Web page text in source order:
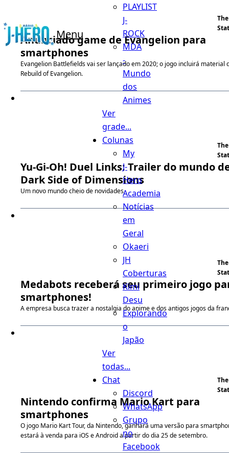
Menu
PLAYLIST
J-
ROCK
MDA
-
Mundo
dos
Animes
Ver
grade...
Colunas
My
J-
Hero
Academia
Notícias
em
Geral
Okaeri
JH
Coberturas
Kimi
Desu
Explorando
o
Japão
Ver
todas...
Chat
Discord
WhatsApp
Grupo
no
Facebook
Anunciado game de Evangelion para
smartphones
Evangelion Battlefields vai ser lançado em 2020; o jogo incluirá material
Rebuild of Evangelion.
Yu-Gi-Oh! Duel Links: Trailer do mundo
Dark Side of Dimensions
Um novo mundo cheio de novidades.
Medabots receberá seu primeiro jogo
smartphones!
A empresa busca trazer a nostalgia do anime e dos antigos jogos da
Nintendo confirma Mario Kart para
smartphones
O jogo Mario Kart Tour, da Nintendo, ganhará uma versão para
estará à venda para iOS e Android a partir do dia 25 de setembro.